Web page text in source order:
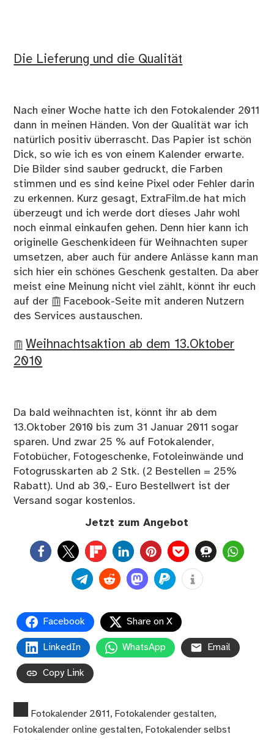
Die Lieferung und die Qualität
Nach einer Woche hatte ich den Fotokalender 2011
dann in meinen Händen. Von der Qualität war ich
natürlich positiv überrascht. Das Papier ist schön
Dick, so wie ich es von einem Kalender erwarte.
Die Bilder sind sauber gedruckt, die Farben
stimmen und es sind keine Pixel oder Fehler darin
zu erkennen. Kurz gesagt, ExtraFilm.de hat mich
überzeugt und ich werde dort dieses Jahr wohl
noch einmal einkaufen gehen. Denn hier kann ich
originelle Geschenkideen für Weihnachten super
umsetzen, aber auch für andere Anlässe kann man
sich hier ein schönes Geschenk gestalten. Da aber
meist eine Meinung nicht viel zählt, könnt ihr euch
auf der
Facebook-Seite mit anderen Nutzern
des Services austauschen.
Weihnachtsaktion ab dem 13.Oktober
2010
Da bald weihnachten ist, könnt ihr ab dem
13.Oktober 2010 bis zum 31 Januar 2011 sogar
sparen. Und zwar 25 % auf Fotokalender,
Fotobücher, Fotogeschenke, Fotoleinwände und
Fotogrusskarten ab 2 Stk. (2 Bestellen = 25%
Rabatt). Und ab 30,- Euro Bestellwert ist der
Versand sogar kostenlos.
Jetzt zum Angebot
0
Facebook Share on X
LinkedIn WhatsApp Email
Copy Link
Fotokalender 2011 , Fotokalender gestalten,
Fotokalender online gestalten, Fotokalender selbst